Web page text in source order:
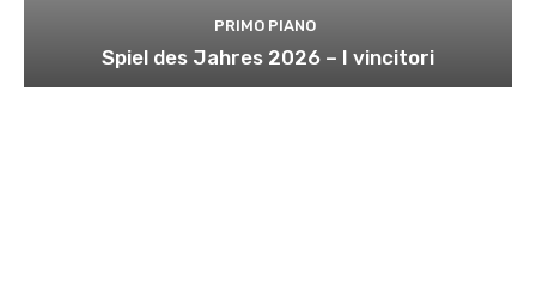
PRIMO PIANO
Spiel des Jahres 2026 – I vincitori